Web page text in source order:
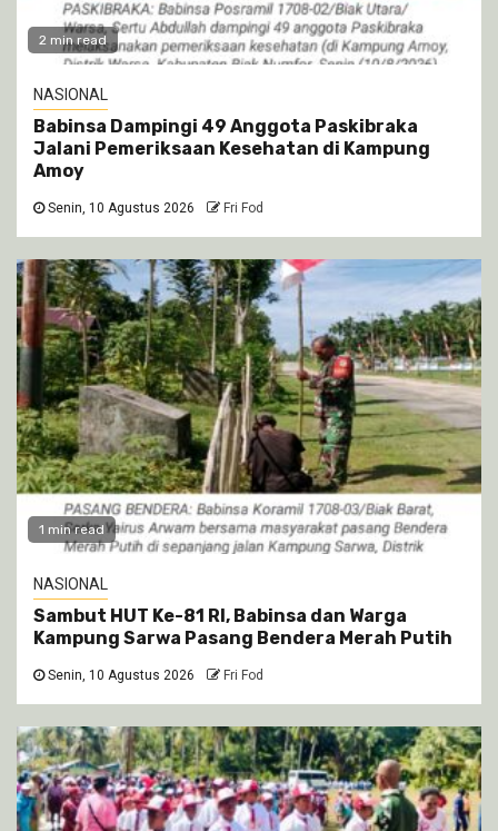
2 min read
NASIONAL
Babinsa Dampingi 49 Anggota Paskibraka
Jalani Pemeriksaan Kesehatan di Kampung
Amoy
Senin, 10 Agustus 2026 Fri Fod
1 min read
NASIONAL
Sambut HUT Ke-81 RI, Babinsa dan Warga
Kampung Sarwa Pasang Bendera Merah Putih
Senin, 10 Agustus 2026 Fri Fod